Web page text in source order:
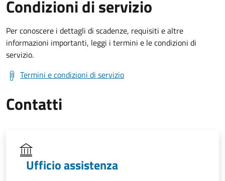
Condizioni di servizio
Per conoscere i dettagli di scadenze, requisiti e altre
informazioni importanti, leggi i termini e le condizioni di
servizio.
Termini e condizioni di servizio
Contatti
Ufficio assistenza